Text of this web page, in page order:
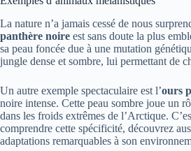
La nature n’a jamais cessé de nous
panthère noire est sans doute la plus
sa peau foncée due à une mutation
jungle dense et sombre, lui permettant de
Un autre exemple spectaculaire est l’ours
noire intense. Cette peau sombre joue un
dans les froids extrêmes de l’Arctique.
comprendre cette spécificité, découvrez
adaptations remarquables à son